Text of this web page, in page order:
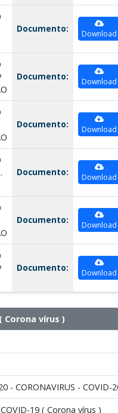
Documento: Download
Documento: Download
Documento: Download
Documento: Download
Documento: Download
Documento: Download
Corona vírus )
- CORONAVIRUS - COVID-
19 ( Corona vírus )